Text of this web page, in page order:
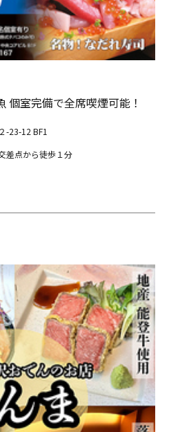
個室完備で全席喫煙可能！
-23-12 BF1
差点から徒歩１分